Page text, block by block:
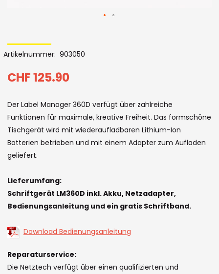
to
the
beginning
the
images
gallery
CHF 125.90
Artikelnummer 903050
Der Label Manager 360D verfügt über zahlreiche
Funktionen für maximale, kreative Freiheit. Das formschöne
Tischgerät wird mit wiederaufladbaren Lithium-Ion
Batterien betrieben und mit einem Adapter zum Aufladen
geliefert.
Lieferumfang:
Schriftgerät LM360D inkl. Akku, Netzadapter,
Bedienungsanleitung und ein gratis Schriftband.
Download Bedienungsanleitung
Reparaturservice:
Die Netztech verfügt über einen qualifizierten und